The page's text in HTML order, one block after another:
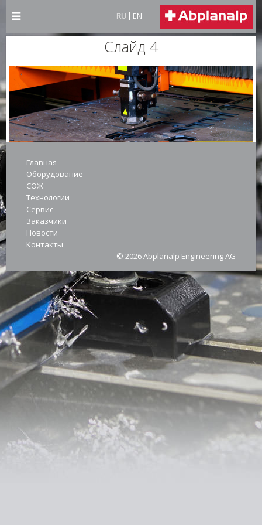
RU EN
Слайд 4
Главная
Оборудование
СОЖ
Технологии
Сервис
Заказчики
Новости
Контакты
© 2026 Abplanalp Engineering AG